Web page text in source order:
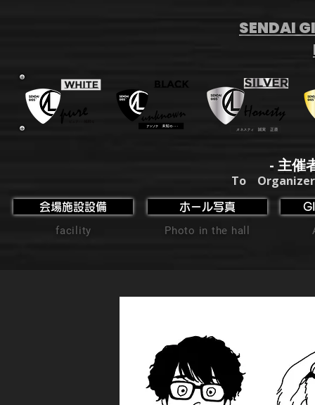
SENDAI
- 主催
To
会場施設設備
facility
ホール写真
Photo in the hall